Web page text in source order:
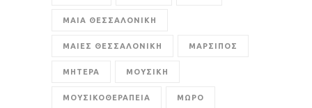
ΜΑΙΑ ΘΕΣΣΑΛΟΝΙΚΗ
ΜΑΙΕΣ ΘΕΣΣΑΛΟΝΙΚΗ ΜΑΡΣΙΠΟΣ
ΜΗΤΕΡΑ ΜΟΥΣΙΚΗ
ΜΟΥΣΙΚΟΘΕΡΑΠΕΙΑ ΜΩΡΟ